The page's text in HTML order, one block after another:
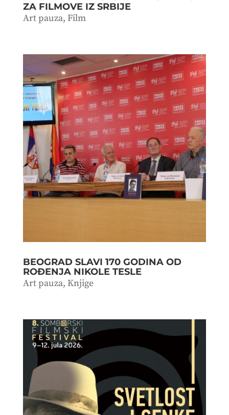
ZA FILMOVE IZ SRBIJE
Art pauza, Film
BEOGRAD SLAVI 170 GODINA OD
ROĐENJA NIKOLE TESLE
Art pauza, Knjige